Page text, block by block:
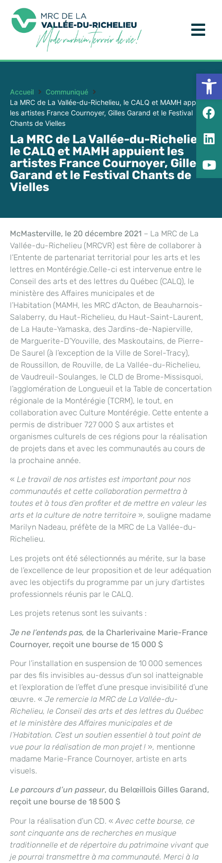
Accueil
Communiqué
La MRC de La Vallée-du-Richelieu, le CALQ et MAMH appuient
les artistes France Cournoyer, Gilles Garand et le Festival
Chants de Vielles
La MRC de La Vallée-du-Richelieu,
le CALQ et MAMH appuient les
artistes France Cournoyer, Gilles
Garand et le Festival Chants de
Vielles
McMasterville, le 20 décembre 2021 – La MRC de La
Vallée-du-Richelieu (MRCVR) est fière de collaborer à
l’Entente de partenariat territorial pour les arts et les
lettres en Montérégie.Celle-ci est intervenue entre le
Conseil des arts et des lettres du Québec (CALQ), le
ministère des Affaires municipales et de
l’Habitation (MAMH, les MRC d’Acton, de Beauharnois-
Salaberry, du Haut-Richelieu, du Haut-Saint-Laurent,
de La Haute-Yamaska, des Jardins-de-Napierville,
de Marguerite-D’Youville, des Maskoutains, de Pierre-
De Saurel (à l’exception de la Ville de Sorel-Tracy),
de Roussillon, de Rouville, de La Vallée-du-Richelieu,
de Vaudreuil-Soulanges, le CLD de Brome-Missisquoi,
l’agglomération de Longueuil et la Table de concertation
régionale de la Montérégie (TCRM), le tout, en
collaboration avec Culture Montérégie. Cette entente a
permis de distribuer 727 000 $ aux artistes et
organismes culturels de ces régions pour la réalisation
de projets dans et avec les communautés au cours de
la prochaine année.
« Le travail de nos artistes est important pour nos
communautés et cette collaboration permettra à
toutes et à tous d’en profiter et de mettre en valeur les
arts et la culture de notre territoire », souligne madame
Marilyn Nadeau, préfète de la MRC de La Vallée-du-
Richelieu.
Les projets ont été sélectionnés au mérite, sur la base
de l’excellence de leur proposition et de leur adéquation
avec les objectifs du programme par un jury d’artistes
professionnels réunis par le CALQ.
Les projets retenus sont les suivants :
Je ne l’entends pas, de la Charlerivaine Marie-France
Cournoyer, reçoit une bourse de 15 000 $
Pour l’installation en suspension de 10 000 semences
par des fils invisibles au-dessus d’un sol inatteignable
et l’exploration de l’effet d’une presque invisibilité d’une
œuvre. « Je remercie la MRC de La Vallée-du-
Richelieu, le Conseil des arts et des lettres du Québec
et le ministère des Affaires municipales et de
l’Habitation. C’est un soutien essentiel à tout point de
vue pour la réalisation de mon projet ! », mentionne
madame Marie-France Cournoyer, artiste en arts
visuels.
Le parcours d’un passeur, du Belœillois Gilles Garand,
reçoit une bourse de 18 500 $
Pour la réalisation d’un CD. « Avec cette bourse, ce
sont cinquante ans de recherches en musique
traditionnelle et de répertoire du patrimoine vivant que
je pourrai transmettre à ma communauté. Merci à la